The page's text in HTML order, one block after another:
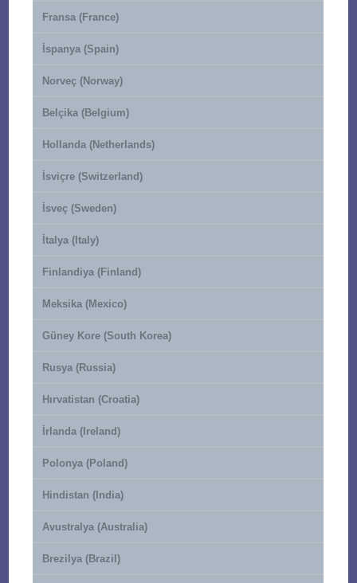
Fransa (France)
İspanya (Spain)
Norveç (Norway)
Belçika (Belgium)
Hollanda (Netherlands)
İsviçre (Switzerland)
İsveç (Sweden)
İtalya (Italy)
Finlandiya (Finland)
Meksika (Mexico)
Güney Kore (South Korea)
Rusya (Russia)
Hırvatistan (Croatia)
İrlanda (Ireland)
Polonya (Poland)
Hindistan (India)
Avustralya (Australia)
Brezilya (Brazil)